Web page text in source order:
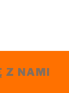
Z NAMI